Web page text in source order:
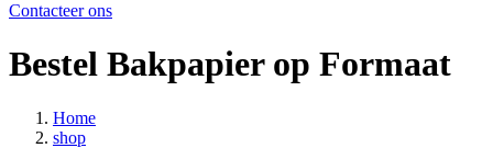
Contacteer ons
Bestel Bakpapier op Formaat
Home
shop